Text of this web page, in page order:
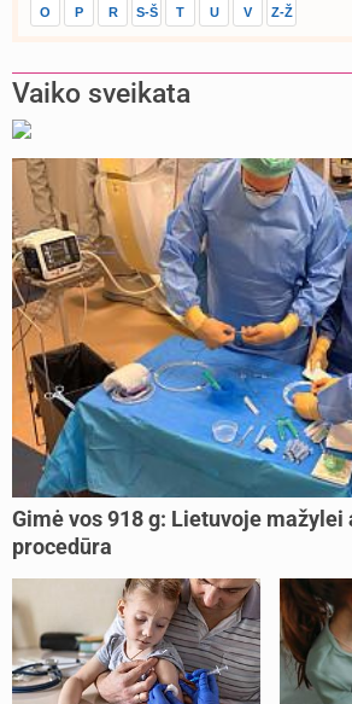
O P R S-Š T U V Z-Ž
Vaiko sveikata
Gimė vos 918 g: Lietuvoje
procedūra